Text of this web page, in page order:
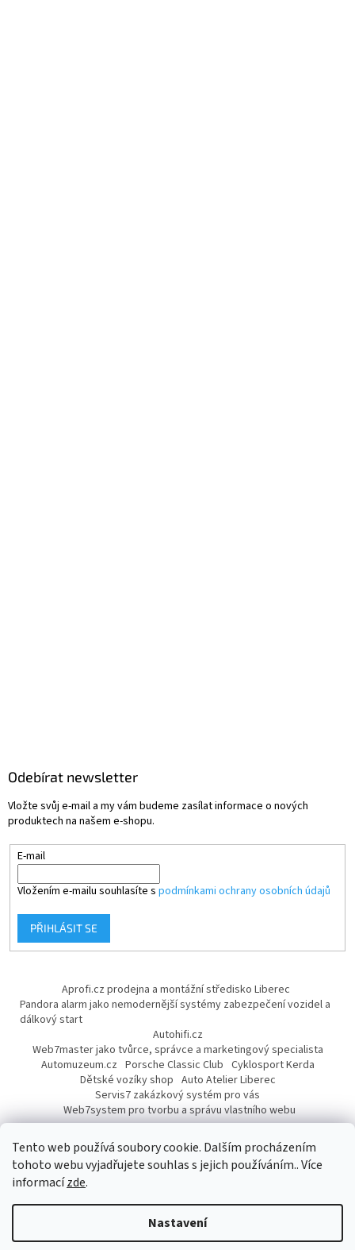
Tento web používá soubory cookie. Dalším procházením
tohoto webu vyjadřujete souhlas s jejich používáním.. Více
informacízde.
Nastavení
Odebírat newsletter
Vložte svůj e-mail a my vám budeme zasílat informace o nových
produktech na našem e-shopu.
E-mail
Vložením e-mailu souhlasíte s podmínkami ochrany osobních údajů
PŘIHLÁSIT SE
Aprofi.cz prodejna a montážní středisko Liberec
Pandora alarm jako nemodernější systémy zabezpečení vozidel a
dálkový start
Autohifi.cz
Web7master jako tvůrce, správce a marketingový specialista
Automuzeum.cz Porsche Classic Club Cyklosport Kerda
Dětské vozíky shop Auto Atelier Liberec
Servis7 zakázkový systém pro vás
Web7system pro tvorbu a správu vlastního webu
Dárek